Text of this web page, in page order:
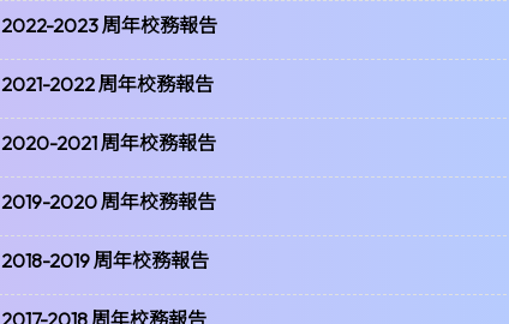
2022-2023 周年校務報告
2021-2022 周年校務報告
2020-2021 周年校務報告
2019-2020 周年校務報告
2018-2019 周年校務報告
2017-2018 周年校務報告